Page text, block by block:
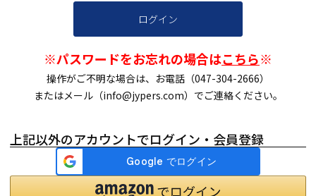
ログイン
※パスワードをお忘れの場合はこちら※
操作がご不明な場合は、お電話（047-304-2666）
またはメール（info@jypers.com）でご連絡ください。
上記以外のアカウントでログイン・会員登録